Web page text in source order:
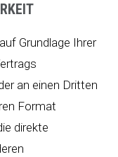
Grundlage Ihrer
an einen Dritten
Format
direkte